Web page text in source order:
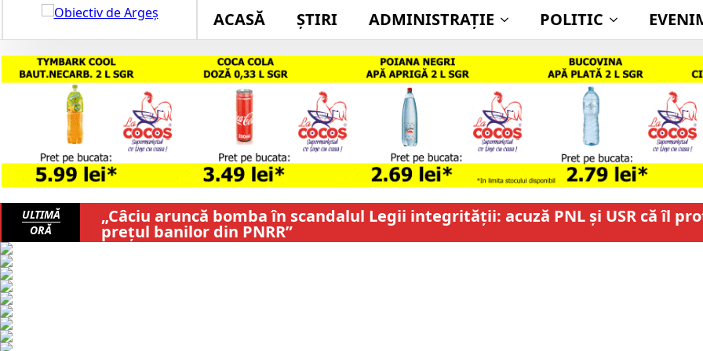
ACASĂ ȘTIRI ADMINISTRAŢIE POLITIC
ULTIMĂ
ORĂ
„Câciu aruncă bomba în scandalul Legii integrității: acuză PNL și USR că îl
prețul banilor din PNRR”